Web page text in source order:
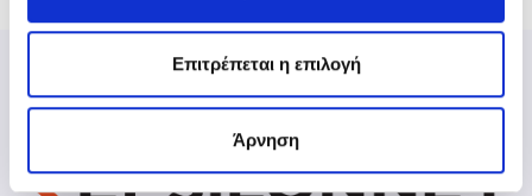
Επιτρέπεται η επιλογή
Άρνηση